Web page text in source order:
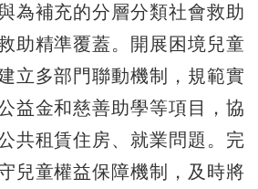
為補充的分層分類社會救助
助精準覆蓋。開展困境兒童
立多部門聯動機制，規範實
益金和慈善助學等項目，協
共租賃住房、就業問題。完
兒童權益保障機制，及時將